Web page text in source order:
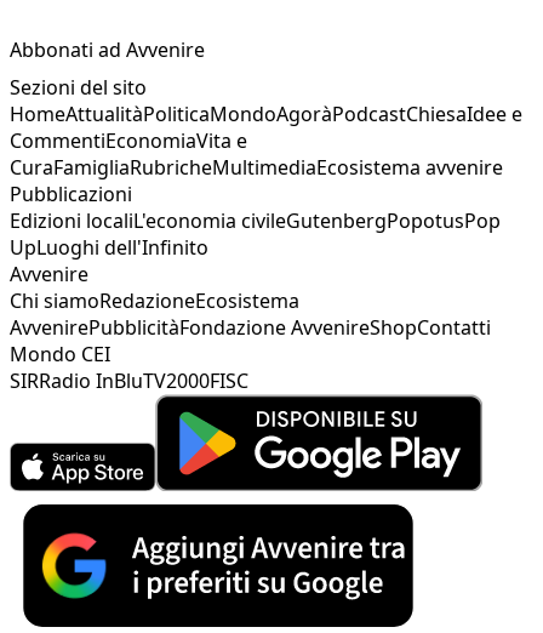
Abbonati ad Avvenire
Sezioni del sito
HomeAttualitàPoliticaMondoAgoràPodcastChiesaIdee e
CommentiEconomiaVita e
CuraFamigliaRubricheMultimediaEcosistema avvenire
Pubblicazioni
Edizioni localiL'economia civileGutenbergPopotusPop
UpLuoghi dell'Infinito
Avvenire
Chi siamoRedazioneEcosistema
AvvenirePubblicitàFondazione AvvenireShopContatti
Mondo CEI
SIRRadio InBluTV2000FISC